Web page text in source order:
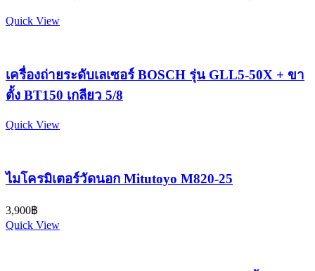
Quick View
เครื่องถ่ายระดับเลเซอร์ BOSCH รุ่น GLL5-50X + ขา
ตั้ง BT150 เกลียว 5/8
Quick View
ไมโครมิเตอร์วัดนอก Mitutoyo M820-25
3,900฿
Quick View